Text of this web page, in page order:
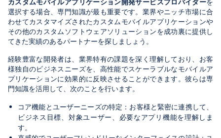
選択する場合、専門知識が最も重要です。業界やニッチ市場に合
わせてカスタマイズされたカスタムモバイルアプリケーションや
その他のカスタムソフトウェアソリューションを成功裏に提供し
てきた実績のあるパートナーを探しましょう。
経験豊富な開発者は、業界特有の課題を深く理解しており、お客
様独自のビジネスニーズを、高性能でスケーラブルなモバイルア
プリケーションに効果的に反映させることができます。彼らは専
門知識を活用して、次のことを行います。
コア機能とユーザーニーズの特定：お客様と緊密に連携して、
ビジネス目標、対象ユーザー、必要なアプリ機能を理解しま
す。